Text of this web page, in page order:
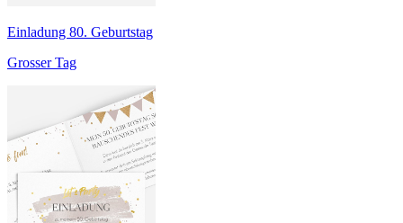
Einladung 80. Geburtstag
Grosser Tag